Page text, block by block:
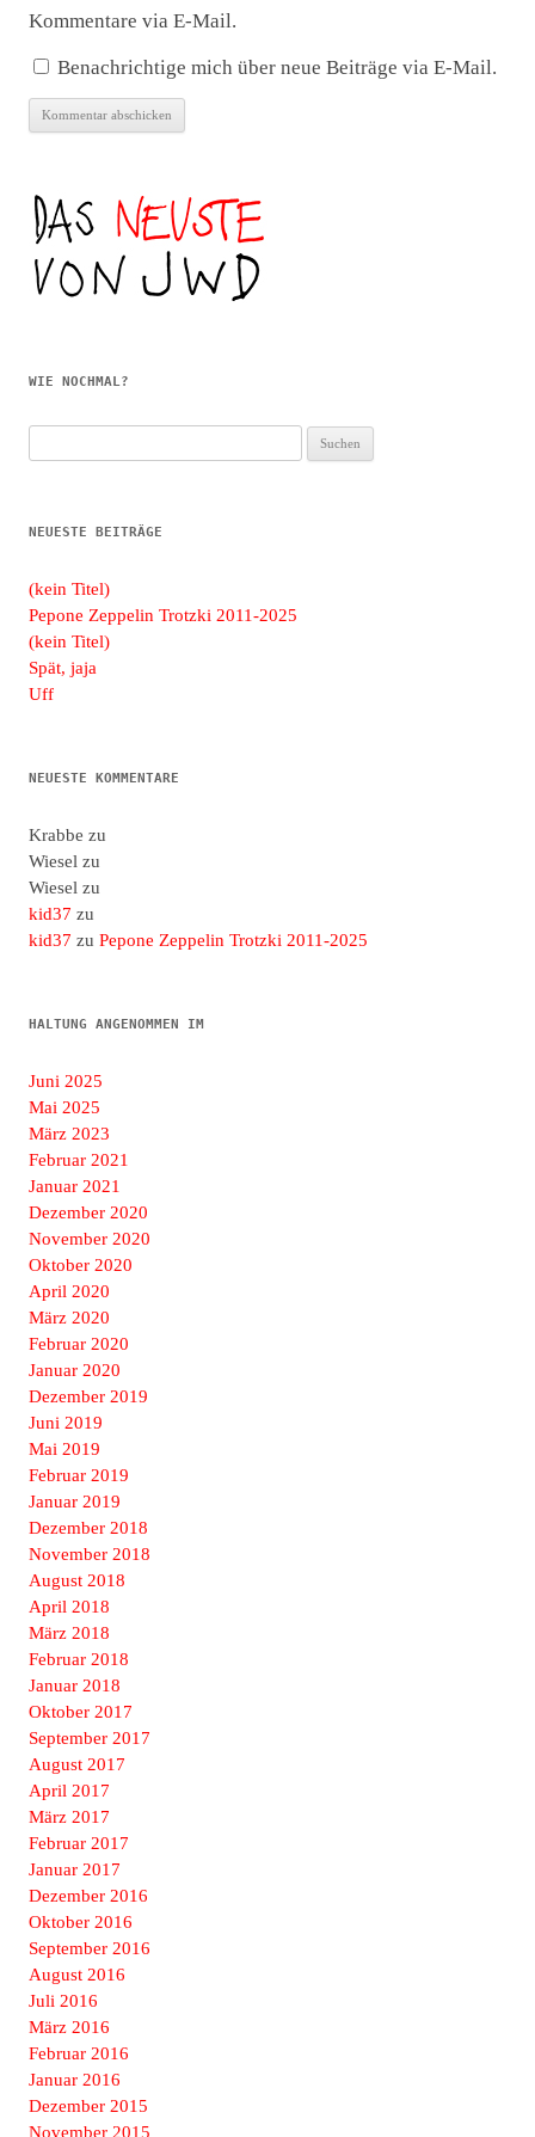
Kommentare via E-Mail.
Benachrichtige mich über neue Beiträge via E-Mail.
WIE NOCHMAL?
nach:
NEUESTE BEITRÄGE
(kein Titel)
Pepone Zeppelin Trotzki 2011-2025
(kein Titel)
Spät, jaja
Uff
NEUESTE KOMMENTARE
Krabbe zu
Wiesel zu
Wiesel zu
kid37 zu
kid37 zu Pepone Zeppelin Trotzki 2011-2025
HALTUNG ANGENOMMEN IM
Juni 2025
Mai 2025
März 2023
Februar 2021
Januar 2021
Dezember 2020
November 2020
Oktober 2020
April 2020
März 2020
Februar 2020
Januar 2020
Dezember 2019
Juni 2019
Mai 2019
Februar 2019
Januar 2019
Dezember 2018
November 2018
August 2018
April 2018
März 2018
Februar 2018
Januar 2018
Oktober 2017
September 2017
August 2017
April 2017
März 2017
Februar 2017
Januar 2017
Dezember 2016
Oktober 2016
September 2016
August 2016
Juli 2016
März 2016
Februar 2016
Januar 2016
Dezember 2015
November 2015